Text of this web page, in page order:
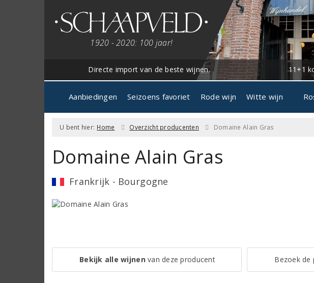
1920 - 2020: 100 jaar!
Directe import van de beste wijnen. 11+1
Aanbiedingen Seizoens favoriet Rode wijn Witte wijn
U bent hier: Home Overzicht producenten Domaine Alain Gras
Domaine Alain Gras
Frankrijk - Bourgogne
Bekijk alle wijnenvan deze producent Bezoek de